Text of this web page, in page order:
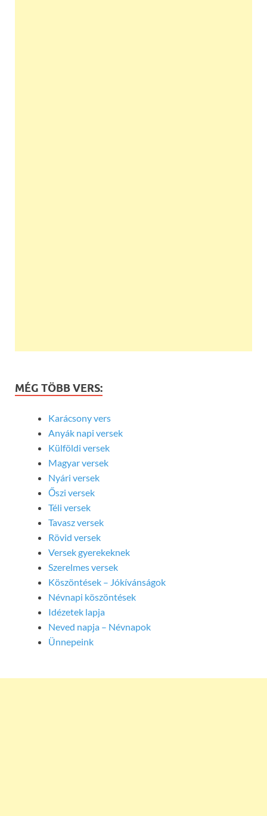
MÉG TÖBB VERS:
Karácsony vers
Anyák napi versek
Külföldi versek
Magyar versek
Nyári versek
Őszi versek
Téli versek
Tavasz versek
Rövid versek
Versek gyerekeknek
Szerelmes versek
Köszöntések – Jókívánságok
Névnapi köszöntések
Idézetek lapja
Neved napja – Névnapok
Ünnepeink